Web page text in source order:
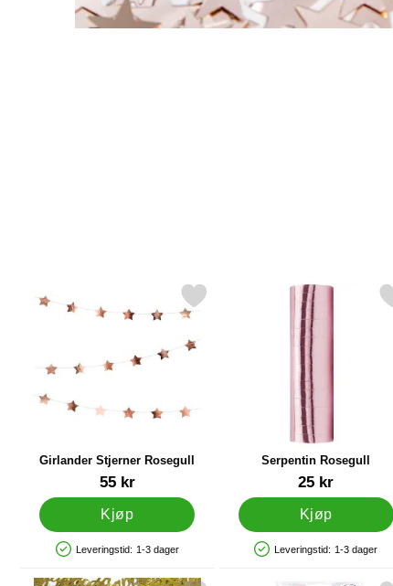
Girlander Stjerner Rosegull
Varenummer 20454
55 kr
Kjøp
Produkttilgjengelighet: På lager
Leveringstid: 1-3 dager
Merk girlander Stjerner Rosegull som favoritt
Serpentin Rosegull
Varenummer 33070
25 kr
Kjøp
Produkttilgjengelighet: På lager
Leveringstid: 1-3 dager
Merk serpentin